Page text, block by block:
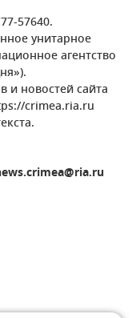
57640.
унитарное
агентство
и новостей сайта
crimea.ria.ru